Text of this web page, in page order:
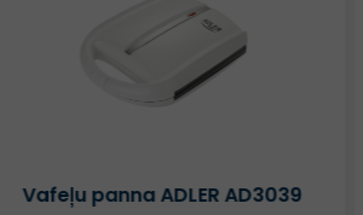
Tosteris ADLER AD3040